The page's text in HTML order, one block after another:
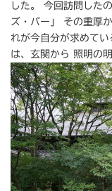
した。 今回訪問した
ズ・バー」 その重厚
れが今自分が求めて
は、玄関から 照明の